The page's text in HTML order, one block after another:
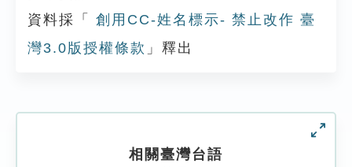
資料採「
創用CC-姓名標示- 禁止改作 臺
灣3.0版授權條款 」釋出
相關臺灣台語